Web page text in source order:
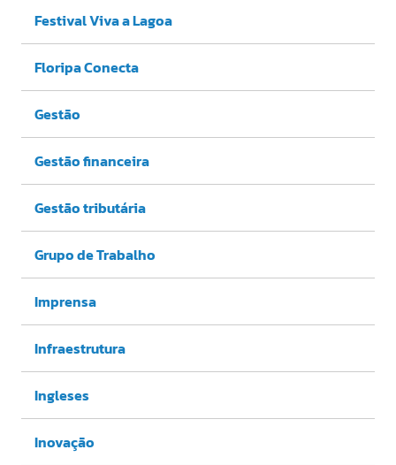
Festival Viva a Lagoa
Floripa Conecta
Gestão
Gestão financeira
Gestão tributária
Grupo de Trabalho
Imprensa
Infraestrutura
Ingleses
Inovação